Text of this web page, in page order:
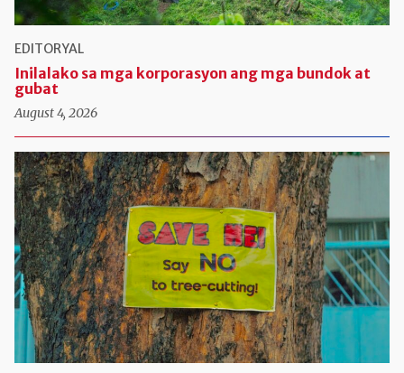
EDITORYAL
Inilalako sa mga korporasyon ang mga bundok at
gubat
August 4, 2026